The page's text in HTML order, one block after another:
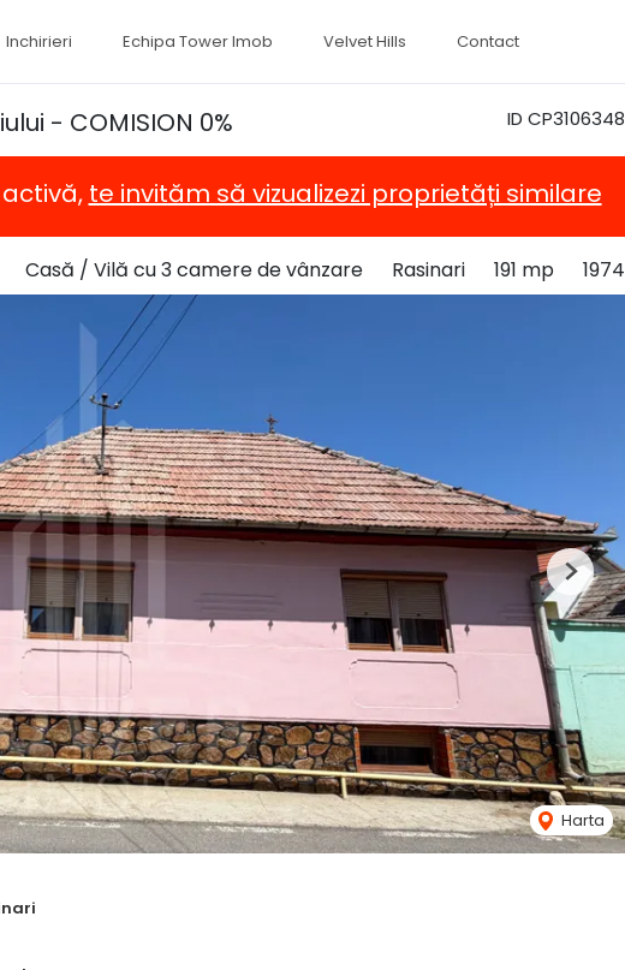
Inchirieri Echipa Tower Imob Velvet Hills Contact
ID CP3106348
- COMISION 0%
te invităm să vizualizezi proprietăți similare
Casă / Vilă cu 3 camere de vânzare Rasinari 191 mp 1974
Harta
Next